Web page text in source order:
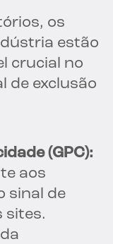
os
estão
crucial no
de exclusão
(GPC):
aos
sinal de
sites.